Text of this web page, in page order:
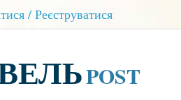
/ Реєструватися
POST